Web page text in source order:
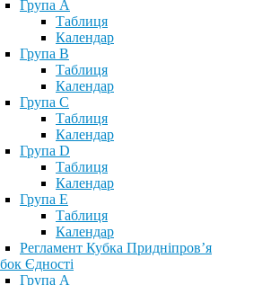
Група А
Таблиця
Календар
Група В
Таблиця
Календар
Група С
Таблиця
Календар
Група D
Таблиця
Календар
Група Е
Таблиця
Календар
Регламент Кубка Придніпров’я
Єдності
Група А